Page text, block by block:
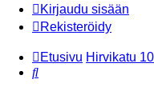
Kirjaudu sisään
Rekisteröidy
Etusivu Hirvikatu 10
Etsi